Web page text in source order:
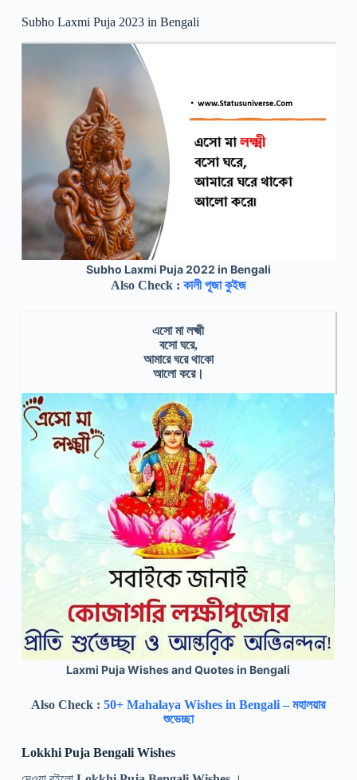
Subho Laxmi Puja 2023 in Bengali
Subho Laxmi Puja 2022 in Bengali
Also Check : কালী পূজা কুইজ
এসো মা লক্ষ্মী
বসো ঘরে,
আমারে ঘরে থাকো
আলো করে।
Laxmi Puja Wishes and Quotes in Bengali
Also Check :50+ Mahalaya Wishes in Bengali – মহালয়ার
শুভেচ্ছা
Lokkhi Puja Bengali Wishes